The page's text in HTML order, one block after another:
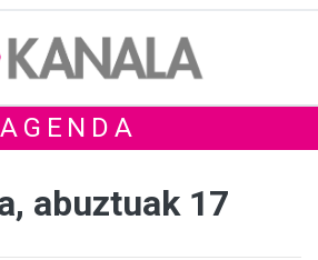
AGENDA
abuztuak 17